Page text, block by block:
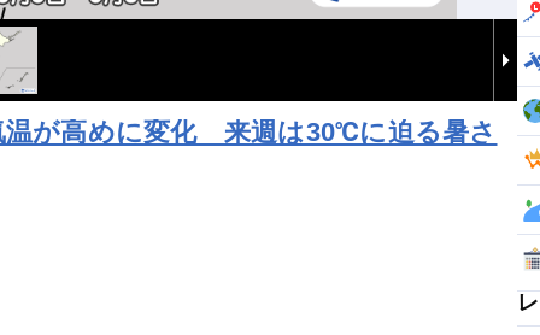
が高めに変化 来週は30℃に迫る暑さ